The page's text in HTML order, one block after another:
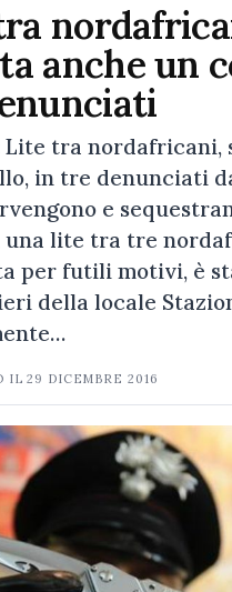
anche un
Lite tra nordafricani,
in tre denunciati
e
una lite tra tre
per futili motivi, è
della locale
IL29 DICEMBRE 2016